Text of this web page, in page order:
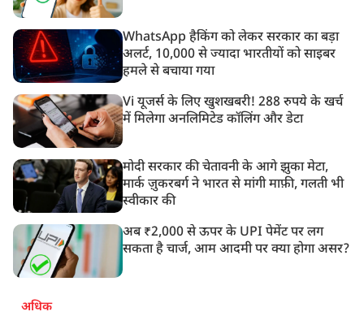
WhatsApp हैकिंग को लेकर सरकार का बड़ा
अलर्ट, 10,000 से ज्यादा भारतीयों को साइबर
हमले से बचाया गया
Vi यूजर्स के लिए खुशखबरी! 288 रुपये के खर्च
में मिलेगा अनलिमिटेड कॉलिंग और डेटा
मोदी सरकार की चेतावनी के आगे झुका मेटा,
मार्क ज़ुकरबर्ग ने भारत से मांगी माफ़ी, गलती भी
स्वीकार की
अब ₹2,000 से ऊपर के UPI पेमेंट पर लग
सकता है चार्ज, आम आदमी पर क्या होगा असर?
अधिक